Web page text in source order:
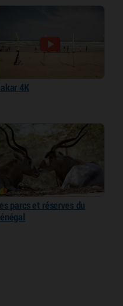
4K
parcs et réserves du